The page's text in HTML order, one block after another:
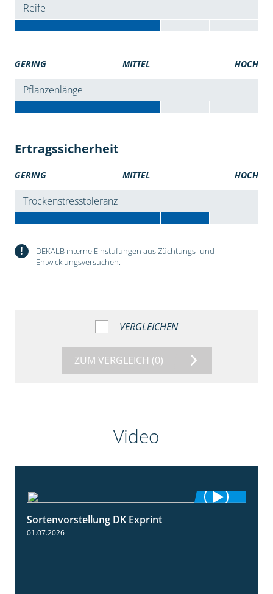
Reife
GERING MITTEL HOCH
Pflanzenlänge
Ertragssicherheit
GERING MITTEL HOCH
Trockenstresstoleranz
!
DEKALB interne Einstufungen aus Züchtungs- und
Entwicklungsversuchen.
VERGLEICHEN
ZUM VERGLEICH (0)
Video
Sortenvorstellung DK Exprint
01.07.2026